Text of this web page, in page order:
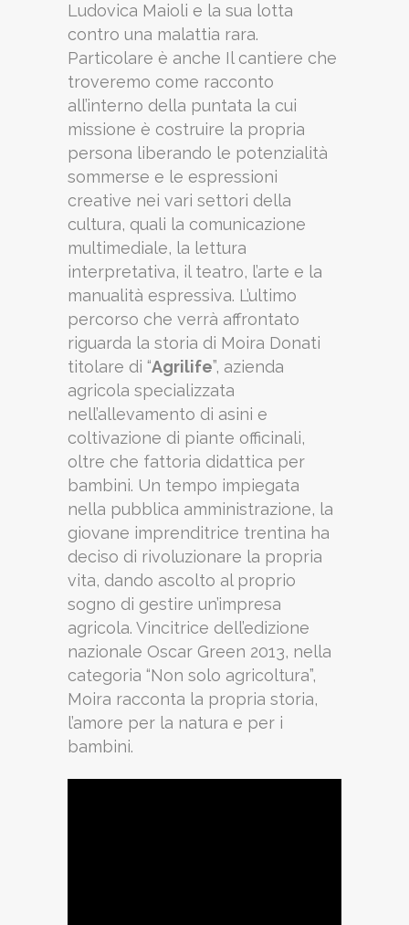
Ludovica Maioli e la sua lotta
contro una malattia rara.
Particolare è anche Il cantiere che
troveremo come racconto
all’interno della puntata la cui
missione è costruire la propria
persona liberando le potenzialità
sommerse e le espressioni
creative nei vari settori della
cultura, quali la comunicazione
multimediale, la lettura
interpretativa, il teatro, l’arte e la
manualità espressiva. L’ultimo
percorso che verrà affrontato
riguarda la storia di Moira Donati
titolare di “Agrilife”, azienda
agricola specializzata
nell’allevamento di asini e
coltivazione di piante officinali,
oltre che fattoria didattica per
bambini. Un tempo impiegata
nella pubblica amministrazione, la
giovane imprenditrice trentina ha
deciso di rivoluzionare la propria
vita, dando ascolto al proprio
sogno di gestire un’impresa
agricola. Vincitrice dell’edizione
nazionale Oscar Green 2013, nella
categoria “Non solo agricoltura”,
Moira racconta la propria storia,
l’amore per la natura e per i
bambini.